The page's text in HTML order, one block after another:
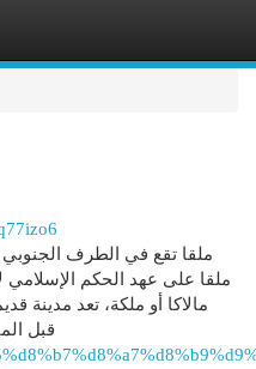
ملقا تقع في الطرف الجنوبي
ملقا على عهد الحكم الإسلامي
مالاكا أو ملكة، تعد مدينة
قبل